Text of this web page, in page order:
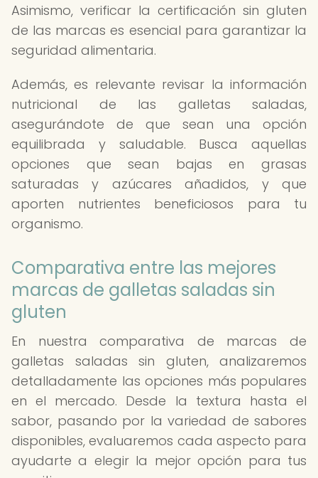
Asimismo, verificar la certificación sin gluten
de las marcas es esencial para garantizar la
seguridad alimentaria.
Además, es relevante revisar la información
nutricional de las galletas saladas,
asegurándote de que sean una opción
equilibrada y saludable. Busca aquellas
opciones que sean bajas en grasas
saturadas y azúcares añadidos, y que
aporten nutrientes beneficiosos para tu
organismo.
Comparativa entre las mejores
marcas de galletas saladas sin
gluten
En nuestra comparativa de marcas de
galletas saladas sin gluten, analizaremos
detalladamente las opciones más populares
en el mercado. Desde la textura hasta el
sabor, pasando por la variedad de sabores
disponibles, evaluaremos cada aspecto para
ayudarte a elegir la mejor opción para tus